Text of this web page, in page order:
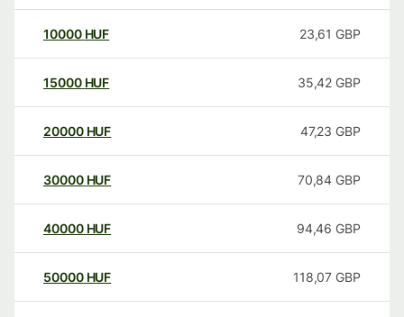
10000 HUF 23,61 GBP
15000 HUF 35,42 GBP
20000 HUF 47,23 GBP
30000 HUF 70,84 GBP
40000 HUF 94,46 GBP
50000 HUF 118,07 GBP